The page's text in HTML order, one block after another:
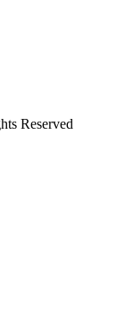
Reserved